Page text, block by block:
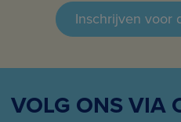
Inschrijven voor
VOLG ONS VIA